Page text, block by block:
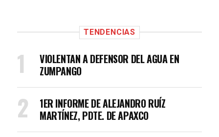
TENDENCIAS
VIOLENTAN A DEFENSOR DEL AGUA EN
ZUMPANGO
1ER INFORME DE ALEJANDRO RUÍZ
MARTÍNEZ, PDTE. DE APAXCO